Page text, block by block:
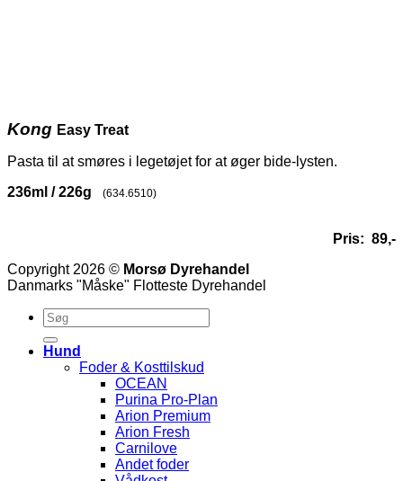
Kong Easy Treat
Pasta til at smøres i legetøjet for at øger bide-lysten.
236ml / 226g
(634.6510)
Pris: 89,-
Copyright 2026 © Morsø Dyrehandel
Danmarks "Måske" Flotteste Dyrehandel
Hund
Foder & Kosttilskud
OCEAN
Purina Pro-Plan
Arion Premium
Arion Fresh
Carnilove
Andet foder